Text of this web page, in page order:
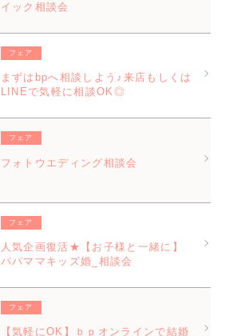
イック相談会
フェア
まずはbpへ相談しよう♪来店もしくは
LINEで気軽に相談OK◎
フェア
フォトウエディング相談会
フェア
人気企画復活★【お子様と一緒に】
パパママキッズ婚_相談会
フェア
【気軽にOK】ｂｐオンラインで結婚